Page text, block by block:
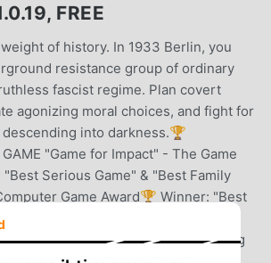
FREE
of history. In 1933 Berlin, you
resistance group of ordinary
fascist regime. Plan covert
agonizing moral choices, and fight for
into darkness.🏆
"Game for Impact" - The Game
Serious Game" & "Best Family
Game Award🏆 Winner: "Best
- PGA Poznan🕯️ A Fight for
mean fear and risks. The risk of being